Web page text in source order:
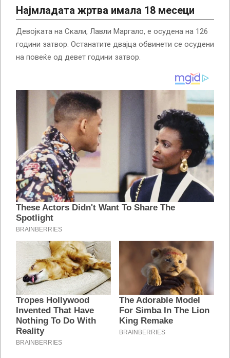
Најмладата жртва имала 18 месеци
Девојката на Скали, Лавли Маргало, е осудена на 126
години затвор. Останатите двајца обвинети се осудени
на повеќе од девет години затвор.